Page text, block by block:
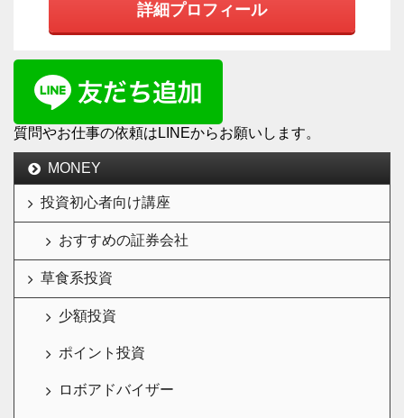
詳細プロフィール
質問やお仕事の依頼はLINEからお願いします。
MONEY
投資初心者向け講座
おすすめの証券会社
草食系投資
少額投資
ポイント投資
ロボアドバイザー